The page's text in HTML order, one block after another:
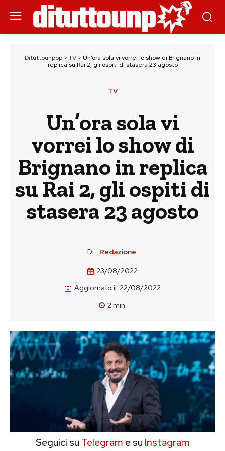
Dituttounpop > TV > Un’ora sola vi vorrei lo show di Brignano in
replica su Rai 2, gli ospiti di stasera 23 agosto
TV
Un’ora sola vi
vorrei lo show di
Brignano in replica
su Rai 2, gli ospiti di
stasera 23 agosto
Di: Redazione
23/08/2022
Aggiornato il: 22/08/2022
2min.
Seguici su Telegram e su Instagram